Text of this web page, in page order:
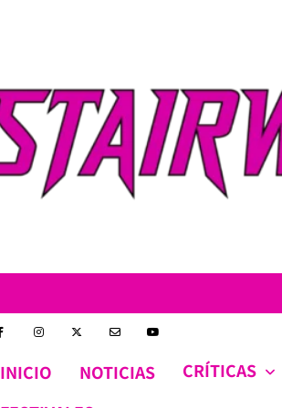
INICIO NOTICIAS CRÍTICAS